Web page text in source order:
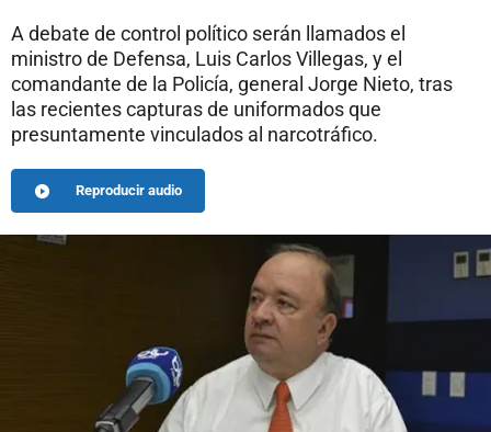
A debate de control político serán llamados el
ministro de Defensa, Luis Carlos Villegas, y el
comandante de la Policía, general Jorge Nieto, tras
las recientes capturas de uniformados que
presuntamente vinculados al narcotráfico.
Reproducir audio